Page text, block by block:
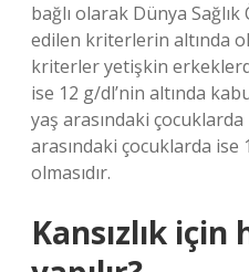
bağlı olarak Dünya
edilen kriterlerin altında
kriterler yetişkin
ise 12 g/dl’nin altında
yaş arasındaki
arasındaki çocuklarda ise
olmasıdır.
Kansızlık